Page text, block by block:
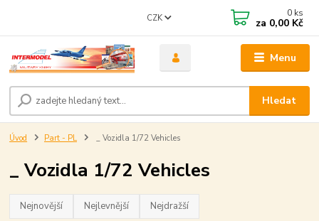
Menu
CZK
Hledat
0 ks
za 0,00 Kč
Úvod Part - PL _ Vozidla 1/72 Vehicles
_ Vozidla 1/72 Vehicles
Nejnovější Nejlevnější Nejdražší